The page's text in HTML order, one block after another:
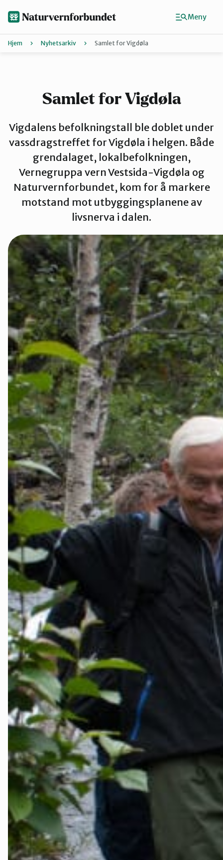
Finn ditt lokallag
Støtt oss
Buskerud
Finnmark
Innlandet
Møre og
Nordland
Oslo og
Sogn og
Trøndelag
Telemark
Troms
Vestfold
Rogaland
Hjem Nyhetsarkiv Samlet for Vigdøla
Samlet for Vigdøla
Vigdalens befolkningstall ble doblet under
vassdragstreffet for Vigdøla i helgen. Både
grendalaget, lokalbefolkningen,
Vernegruppa vern Vestsida-Vigdøla og
Naturvernforbundet, kom for å markere
motstand mot utbyggingsplanene av
livsnerva i dalen.